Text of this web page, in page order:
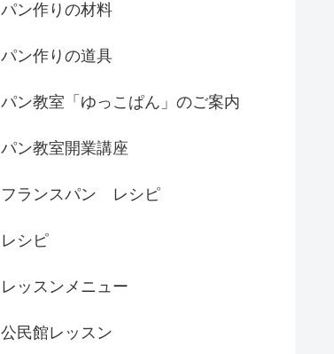
パン作りの材料
パン作りの道具
パン教室「ゆっこぱん」のご案内
パン教室開業講座
フランスパン レシピ
レシピ
レッスンメニュー
公民館レッスン